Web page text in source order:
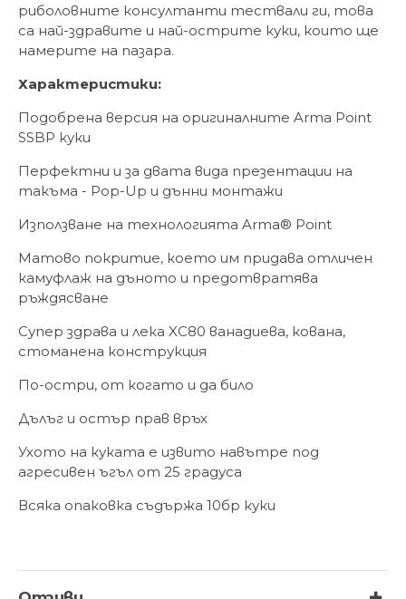
риболовните консултанти тествали ги, това
са най-здравите и най-острите куки, които ще
намерите на пазара.
Характеристики:
Подобрена версия на оригиналните Arma Point
SSBP куки
Перфектни и за двата вида презентации на
такъма - Pop-Up и дънни монтажи
Използване на технологията Arma® Point
Матово покритие, което им придава отличен
камуфлаж на дъното и предотвратява
ръждясване
Супер здрава и лека XC80 ванадиева, кована,
стоманена конструкция
По-остри, от когато и да било
Дълъг и остър прав връх
Ухото на куката е извито навътре под
агресивен ъгъл от 25 градуса
Всяка опаковка съдържа 10бр куки